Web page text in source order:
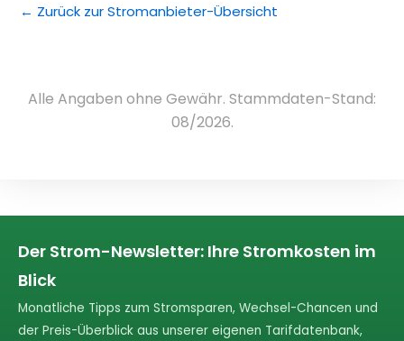
← Zurück zur Stromanbieter-Übersicht
Alle Angaben ohne Gewähr. Stammdaten-Stand:
08/2026.
Der Strom-Newsletter: Ihre Stromkosten im
Blick
Monatliche Tipps zum Stromsparen, Wechsel-Chancen und
der Preis-Überblick aus unserer eigenen Tarifdatenbank,